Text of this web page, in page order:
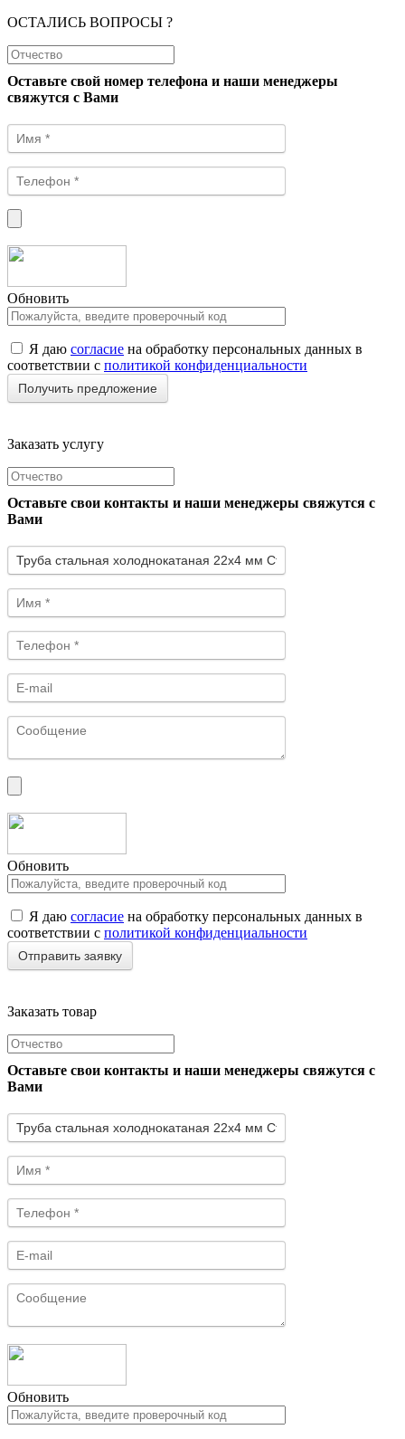
ОСТАЛИСЬ ВОПРОСЫ ?
Оставьте свой номер телефона и наши менеджеры
свяжутся с Вами
Обновить
Я даю согласие на обработку персональных данных в
соответствии с политикой конфиденциальности
Заказать услугу
Оставьте свои контакты и наши менеджеры свяжутся с
Вами
Обновить
Я даю согласие на обработку персональных данных в
соответствии с политикой конфиденциальности
Заказать товар
Оставьте свои контакты и наши менеджеры свяжутся с
Вами
Обновить